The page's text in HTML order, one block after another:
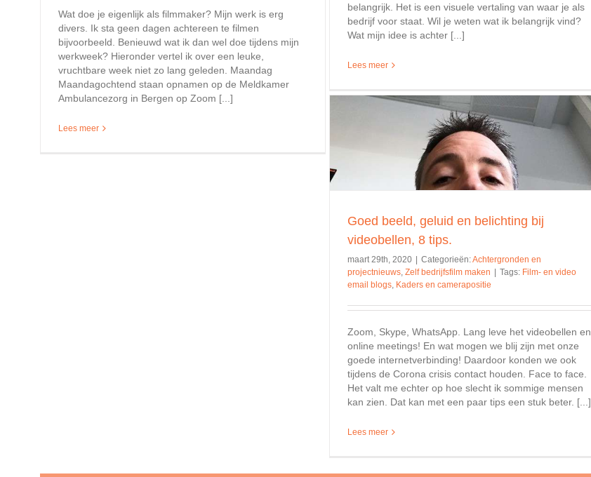
belangrijk. Het is een visuele vertaling van waar je als
bedrijf voor staat. Wil je weten wat ik belangrijk vind?
Wat mijn idee is achter [...]
Lees meer
Wat doe je eigenlijk als filmmaker? Mijn werk is erg
divers. Ik sta geen dagen achtereen te filmen
bijvoorbeeld. Benieuwd wat ik dan wel doe tijdens mijn
werkweek? Hieronder vertel ik over een leuke,
vruchtbare week niet zo lang geleden. Maandag
Maandagochtend staan opnamen op de Meldkamer
Ambulancezorg in Bergen op Zoom [...]
Lees meer
Goed beeld, geluid en belichting bij
videobellen, 8 tips.
maart 29th, 2020 | Categorieën:Achtergronden en
projectnieuws, Zelf bedrijfsfilm maken | Tags: Film- en video
email blogs, Kaders en camerapositie
Zoom, Skype, WhatsApp. Lang leve het videobellen en
online meetings! En wat mogen we blij zijn met onze
goede internetverbinding! Daardoor konden we ook
tijdens de Corona crisis contact houden. Face to face.
Het valt me echter op hoe slecht ik sommige mensen
kan zien. Dat kan met een paar tips een stuk beter. [...]
Lees meer